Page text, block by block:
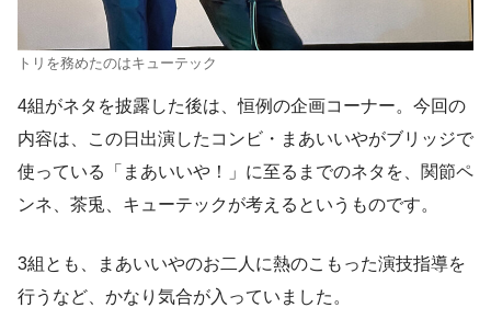
トリを務めたのはキューテック
4組がネタを披露した後は、恒例の企画コーナー。今回の
内容は、この日出演したコンビ・まあいいやがブリッジで
使っている「まあいいや！」に至るまでのネタを、関節ペ
ンネ、茶兎、キューテックが考えるというものです。
3組とも、まあいいやのお二人に熱のこもった演技指導を
行うなど、かなり気合が入っていました。